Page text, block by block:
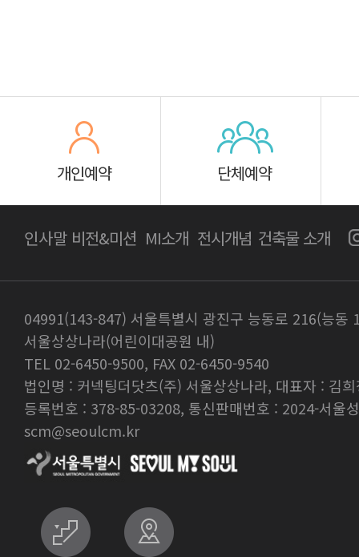
개인예약 단체예약
인사말 비전&미션 MI소개 전시개념 건축물 소개
04991(143-847) 서울특별시 광진구 능동로 216(능동
서울상상나라(어린이대공원 내)
TEL 02-6450-9500, FAX 02-6450-9540
법인명 : 커넥팅더닷츠(주) 서울상상나라, 대표자 : 김
등록번호 : 378-85-03208, 통신판매번호 : 2024-서울
scm@seoulcm.kr